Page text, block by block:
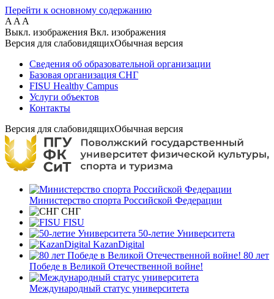
Перейти к основному содержанию
A A A
Выкл. изображения Вкл. изображения
Версия для слабовидящихОбычная версия
Сведения об образовательной организации
Базовая организация СНГ
FISU Healthy Campus
Услуги объектов
Контакты
Версия для слабовидящихОбычная версия
Министерство спорта Российской Федерации
СНГ
FISU
50-летие Университета
KazanDigital
80 лет
Победе в Великой Отечественной войне!
Международный статус университета